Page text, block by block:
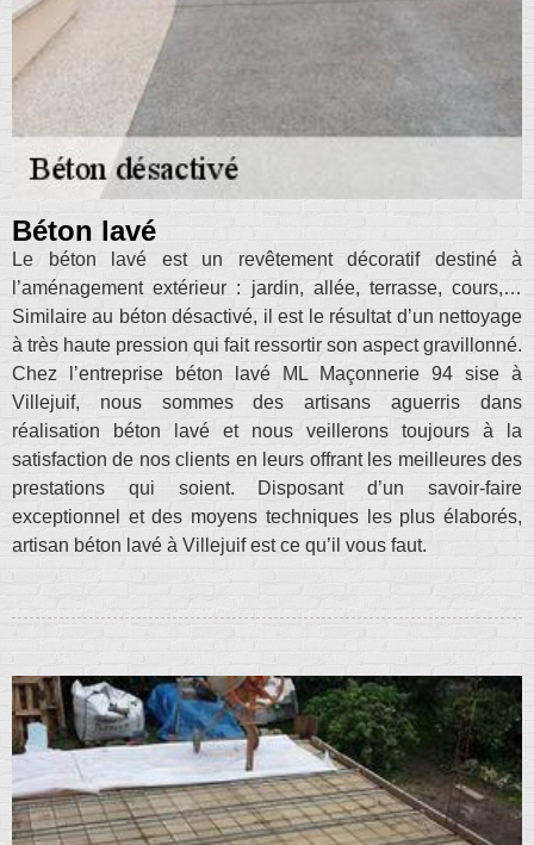
Béton lavé
Le béton lavé est un revêtement décoratif destiné à
l’aménagement extérieur : jardin, allée, terrasse, cours,…
Similaire au béton désactivé, il est le résultat d’un nettoyage
à très haute pression qui fait ressortir son aspect gravillonné.
Chez l’entreprise béton lavé ML Maçonnerie 94 sise à
Villejuif, nous sommes des artisans aguerris dans
réalisation béton lavé et nous veillerons toujours à la
satisfaction de nos clients en leurs offrant les meilleures des
prestations qui soient. Disposant d’un savoir-faire
exceptionnel et des moyens techniques les plus élaborés,
artisan béton lavé à Villejuif est ce qu’il vous faut.